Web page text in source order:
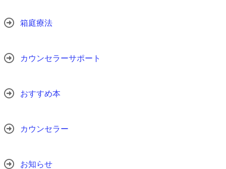
箱庭療法
カウンセラーサポート
おすすめ本
カウンセラー
お知らせ